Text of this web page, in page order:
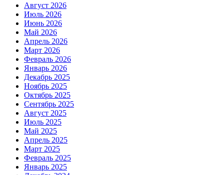
Август 2026
Июль 2026
Июнь 2026
Май 2026
Апрель 2026
Март 2026
Февраль 2026
Январь 2026
Декабрь 2025
Ноябрь 2025
Октябрь 2025
Сентябрь 2025
Август 2025
Июль 2025
Май 2025
Апрель 2025
Март 2025
Февраль 2025
Январь 2025